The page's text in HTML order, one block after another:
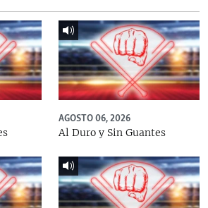
AGOSTO 06, 2026
Al Duro y Sin Guantes